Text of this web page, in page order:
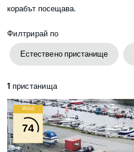
корабът посещава.
Филтрирай по
Естествено пристанище
1 пристанища
Wind
74